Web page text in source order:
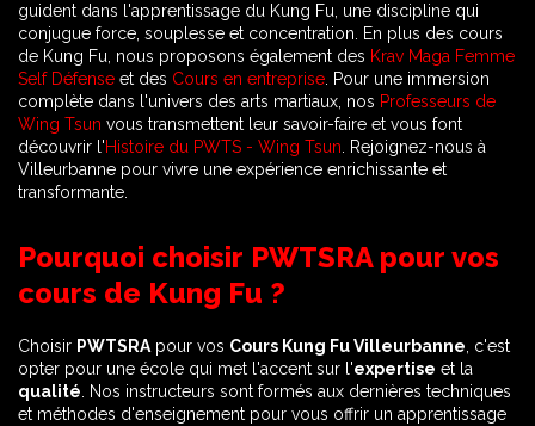
guident dans l'apprentissage du Kung Fu, une discipline qui
conjugue force, souplesse et concentration. En plus des cours
de Kung Fu, nous proposons également des Krav Maga Femme
Self Défense et des Cours en entreprise . Pour une immersion
complète dans l'univers des arts martiaux, nos Professeurs de
Wing Tsun vous transmettent leur savoir-faire et vous font
découvrir l'Histoire du PWTS - Wing Tsun . Rejoignez-nous à
Villeurbanne pour vivre une expérience enrichissante et
transformante.
Pourquoi choisir PWTSRA pour vos
cours de Kung Fu ?
Choisir PWTSRA pour vos Cours Kung Fu Villeurbanne , c'est
opter pour une école qui met l'accent sur l'expertise et la
qualité . Nos instructeurs sont formés aux dernières techniques
et méthodes d'enseignement pour vous offrir un apprentissage